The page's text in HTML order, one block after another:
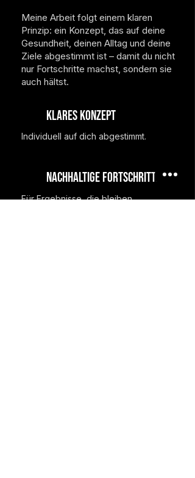
Meine Arbeit folgt einem klaren
Prinzip: ein Konzept, das auf deine
Gesundheit, deinen Alltag und deine
Ziele abgestimmt ist – damit du nicht
nur Fortschritte machst, sondern sie
auch hältst.
Klares Konzept
Individuell auf dich abgestimmt.
Nachhaltige Fortschritte
Für Ergebnisse, die bleiben.